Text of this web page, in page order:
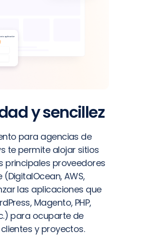
y sencillez
para agencias de
te permite alojar sitios
principales proveedores
(DigitalOcean, AWS,
las aplicaciones que
Magento, PHP,
para ocuparte de
y proyectos.